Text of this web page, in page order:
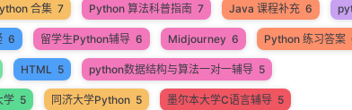
合集 7 Python 算法科普指南 7 Java 课程补充 6
6 留学生Python辅导 6 Midjourney 6 Python 练习答案
HTML 5 python数据结构与算法一对一辅导 5
学 5 同济大学Python 5 墨尔本大学C语言辅导 5